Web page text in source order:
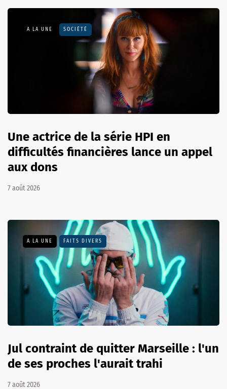
A LA UNE SOCIÉTÉ
Une actrice de la série HPI en
difficultés financières lance un appel
aux dons
7 août 2026
A LA UNE FAITS DIVERS
Jul contraint de quitter Marseille : l'un
de ses proches l'aurait trahi
7 août 2026